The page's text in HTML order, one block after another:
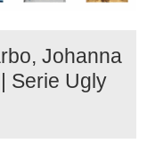
Johanna
Serie Ugly